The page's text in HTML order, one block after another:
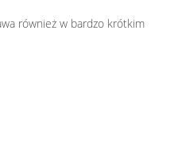
również w bardzo krótkim